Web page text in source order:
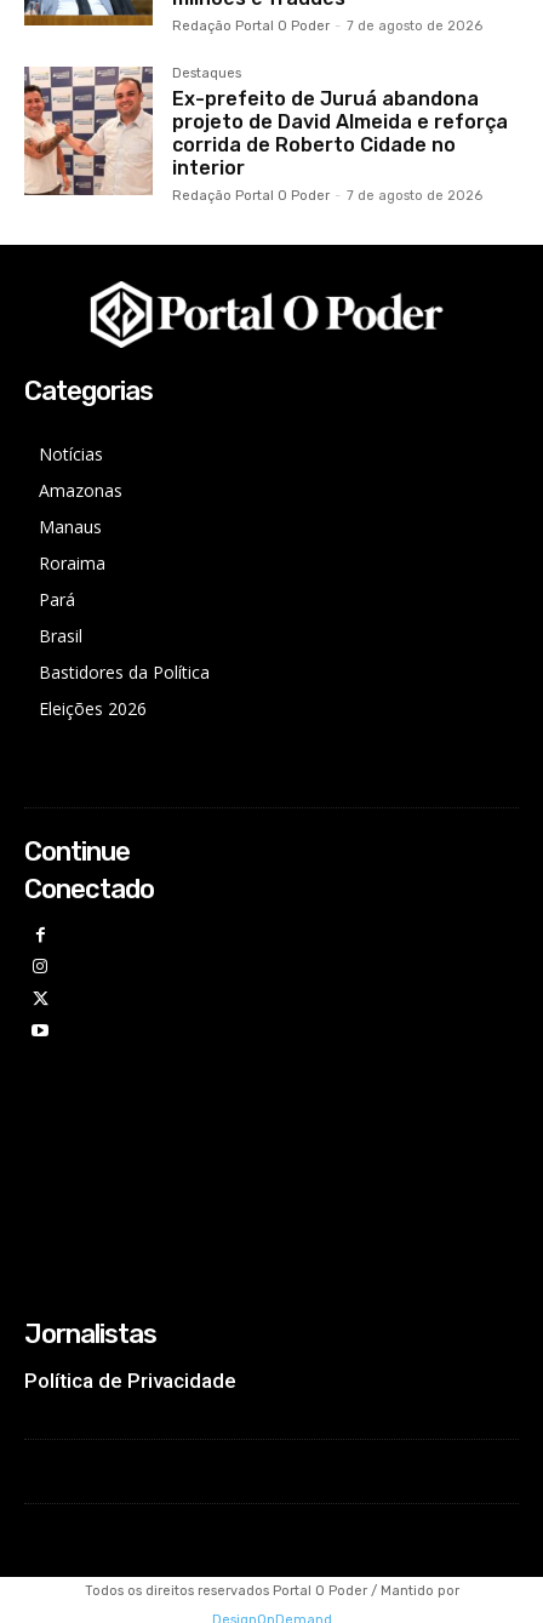
Redação Portal O Poder - 7 de agosto de 2026
Destaques
Ex-prefeito de Juruá abandona
projeto de David Almeida e reforça
corrida de Roberto Cidade no
interior
Redação Portal O Poder - 7 de agosto de 2026
Categorias
Notícias
Amazonas
Manaus
Roraima
Pará
Brasil
Bastidores da Política
Eleições 2026
Continue
Conectado
Jornalistas
Política de Privacidade
Todos os direitos reservados Portal O Poder / Mantido por